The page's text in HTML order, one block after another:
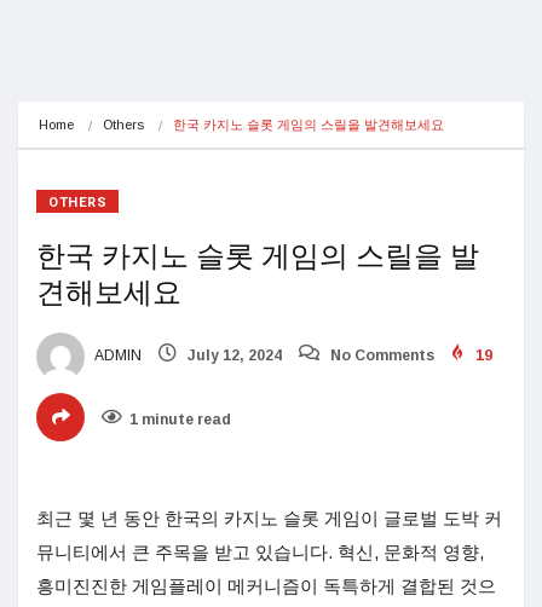
Home Others 한국 카지노 슬롯 게임의 스릴을 발견해보세요
OTHERS
한국 카지노 슬롯 게임의 스릴을 발
견해보세요
ADMIN July 12, 2024 No Comments 19
1 minute read
최근 몇 년 동안 한국의 카지노 슬롯 게임이 글로벌 도박 커
뮤니티에서 큰 주목을 받고 있습니다. 혁신, 문화적 영향,
흥미진진한 게임플레이 메커니즘이 독특하게 결합된 것으